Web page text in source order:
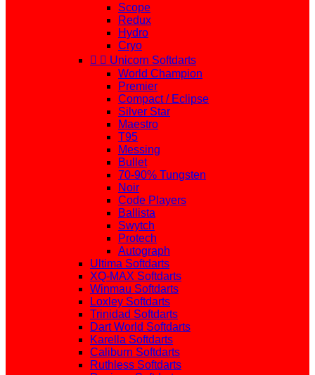
Scope
Redux
Hydro
Cryo
  Unicorn Softdarts
World Champion
Premier
Compact / Eclipse
Silver Star
Maestro
T95
Messing
Bullet
70-90% Tungsten
Noir
Code Players
Ballista
Swytch
Protech
Autograph
Ultima Softdarts
XQ-MAX Softdarts
Winmau Softdarts
Loxley Softdarts
Trinidad Softdarts
Dart World Softdarts
Karella Softdarts
Caliburn Softdarts
Ruthless Softdarts